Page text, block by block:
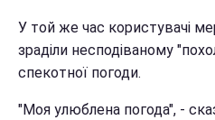
У той же час користувачі
зраділи несподіваному
спекотної погоди.
"Моя улюблена погода", -